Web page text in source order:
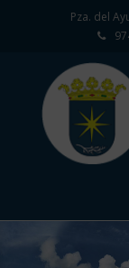
Pza. del